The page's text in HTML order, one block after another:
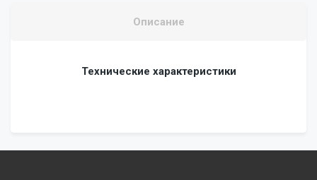
Описание
Технические характеристики